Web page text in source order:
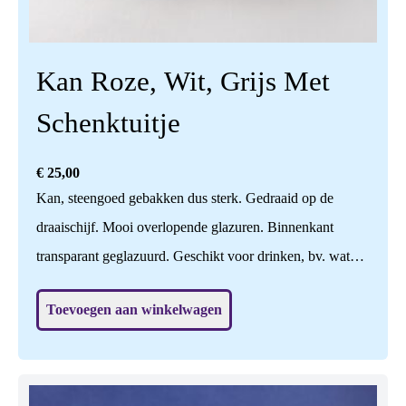
Kan Roze, Wit, Grijs Met
Schenktuitje
€ 25,00
Kan, steengoed gebakken dus sterk. Gedraaid op de
draaischijf. Mooi overlopende glazuren. Binnenkant
transparant geglazuurd. Geschikt voor drinken, bv. water,
zetten, of nog leuker zonder iets? Vaatwasbestendig. Prijs
Toevoegen aan winkelwagen